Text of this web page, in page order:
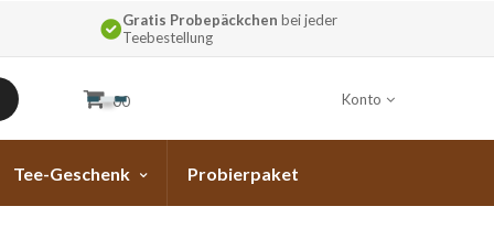
Gratis Probepäckchen bei jeder
Teebestellung
00 Konto
Tee-Geschenk Probierpaket